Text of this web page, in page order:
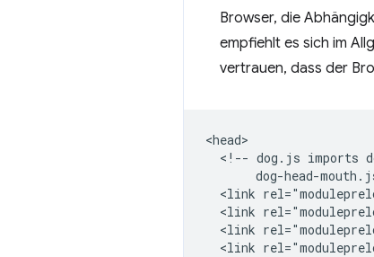
Browser, die
empfiehlt es sich im
vertrauen, dass der
<head>
<!-- dog.js imports
dog-head-
<link
<link
<link
<link